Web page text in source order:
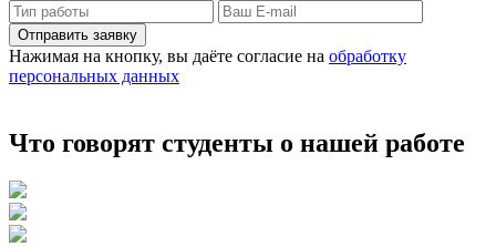
Отправить заявку
Нажимая на кнопку, вы даёте согласие на обработку
персональных данных
Что говорят студенты о нашей работе